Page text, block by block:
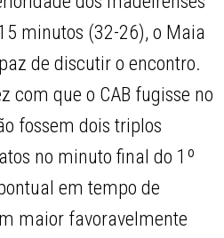
minutos (32-26), o Maia
de discutir o encontro.
com que o CAB fugisse no
fossem dois triplos
no minuto final do 1º
em tempo de
maior favoravelmente